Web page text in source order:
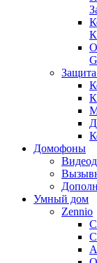
Домофоны
Умный дом
Zennio